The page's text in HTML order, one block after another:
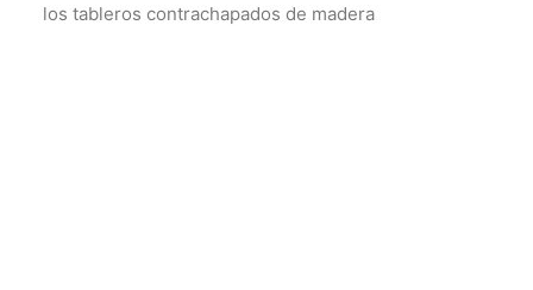
los tableros contrachapados de madera